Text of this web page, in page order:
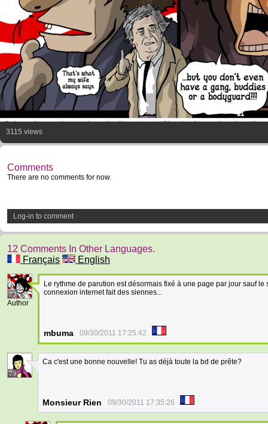
3115 views
Comments
There are no comments for now.
Log-in to comment
12 Comments In Other Languages.
Français
English
23
Author
Le rythme de parution est désormais fixé à une page par jour sauf
connexion internet fait des siennes...
mbuma 09/30/2011 17:25:42
29
Ca c'est une bonne nouvelle! Tu as déjà toute la bd de prête?
Monsieur Rien 09/30/2011 17:35:26